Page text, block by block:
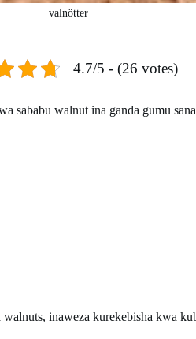
valnötter
4.7/5 - (26 votes)
sababu walnut ina ganda gumu
inaweza kurekebisha kwa